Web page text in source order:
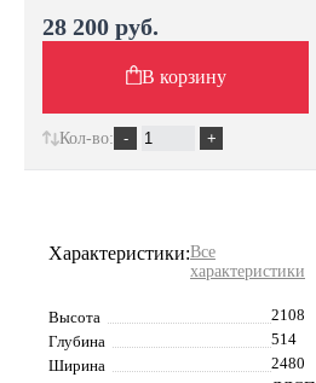
Характеристики:Все
характеристики
Высота
2108
Глубина
514
Ширина
2480
28 200 руб.
В корзину
Кол-во: